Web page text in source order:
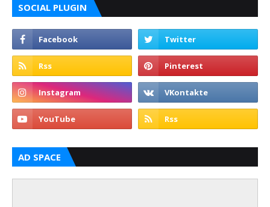
SOCIAL PLUGIN
AD SPACE